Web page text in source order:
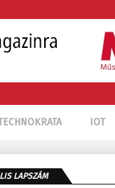
IOT
LAPSZÁM